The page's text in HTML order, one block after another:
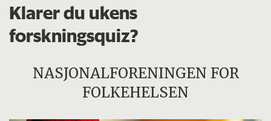
Klarer du ukens
forskningsquiz?
NASJONALFORENINGEN FOR
FOLKEHELSEN